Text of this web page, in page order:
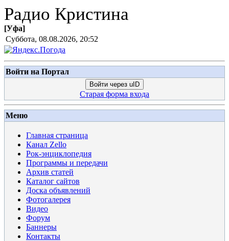
Радио Кристина
[Уфа]
Суббота, 08.08.2026, 20:52
Войти на Портал
Войти через uID
Старая форма входа
Меню
Главная страница
Канал Zello
Рок-энциклопедия
Программы и передачи
Архив статей
Каталог сайтов
Доска объявлений
Фотогалерея
Видео
Форум
Баннеры
Контакты